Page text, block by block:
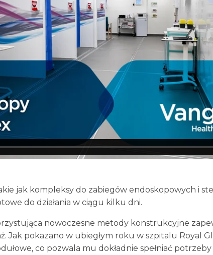
jak kompleksy do zabiegów endoskopowych i
do działania w ciągu kilku dni.
nowoczesne metody konstrukcyjne
Jak pokazano w ubiegłym roku w szpitalu Royal
co pozwala mu dokładnie spełniać